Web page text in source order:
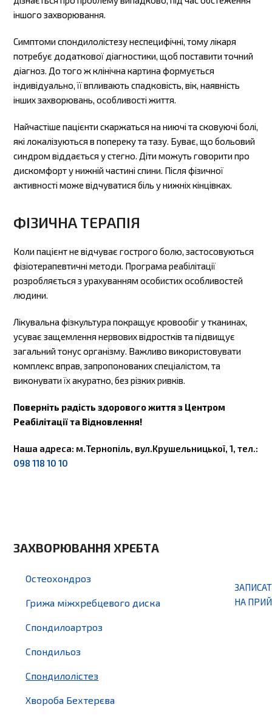
іншого захворювання.
Симптоми спондилолістезу неспецифічні, тому лікаря
потребує додаткової діагностики, щоб поставити точний
діагноз. До того ж клінічна картина формується
індивідуально, її впливають спадковість, вік, наявність
інших захворювань, особливості життя.
Найчастіше пацієнти скаржаться на ниючі та сковуючі болі,
які локалізуються в попереку та тазу. Буває, що больовий
синдром віддається у стегно. Діти можуть говорити про
дискомфорт у нижній частині спини. Після фізичної
активності може відчуватися біль у нижніх кінцівках.
ФІЗИЧНА ТЕРАПІЯ
Коли пацієнт не відчуває гострого болю, застосовуються
фізіотерапевтичні методи. Програма реабілітації
розробляється з урахуванням особистих особливостей
людини.
Лікувальна фізкультура покращує кровообіг у тканинах,
усуває защемлення нервових відростків та підвищує
загальний тонус організму. Важливо використовувати
комплекс вправ, запропонованих спеціалістом, та
виконувати їх акуратно, без різких ривків.
Поверніть радість здорового життя з Центром
Реабілітації та Відновлення!
Наша адреса: м.Тернопіль, вул.Крушельницької, 1, тел.:
098 118 10 10
ЗАХВОРЮВАННЯ ХРЕБТА
Остеохондроз
Грижа міжхребцевого диска
Спондилоартроз
Спондильоз
Спондилолістез
Хвороба Бехтерєва
НА